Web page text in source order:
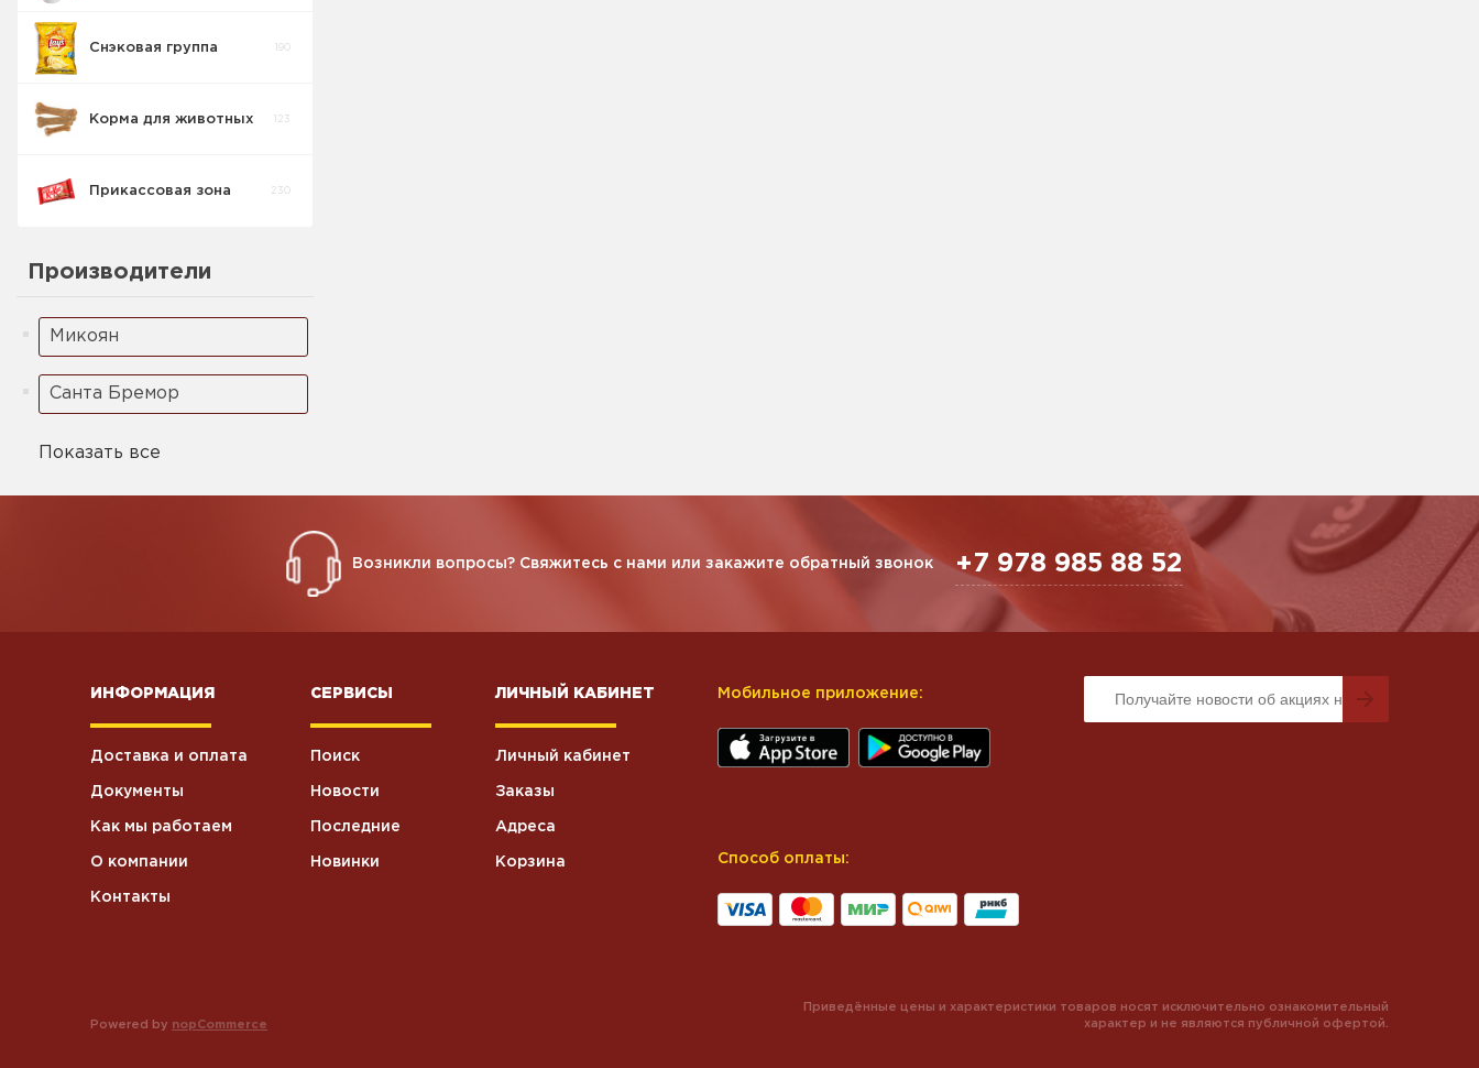
Снэковая группа 190
Корма для животных 123
Прикассовая зона 230
Производители
Микоян
Санта Бремор
Показать все
Возникли вопросы? Свяжитесь с нами или закажите обратный звонок +7 978 985 88 52
ИНФОРМАЦИЯ
Доставка и оплата
Документы
Как мы работаем
О компании
Контакты
СЕРВИСЫ
Поиск
Новости
Последние
Новинки
ЛИЧНЫЙ КАБИНЕТ
Личный кабинет
Заказы
Адреса
Корзина
Мобильное приложение:
Способ оплаты:
Powered by nopCommerce
Приведённые цены и характеристики товаров носят исключительно ознакомительный
характер и не являются публичной офертой.